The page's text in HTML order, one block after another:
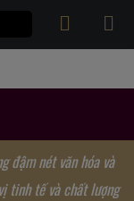
đậm nét văn hóa và
tinh tế và chất lượng